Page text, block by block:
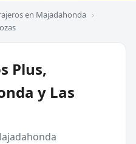
en Majadahonda ›
Plus,
y Las